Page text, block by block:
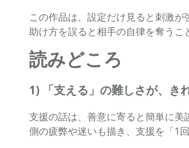
この作品は、設定だけ見ると刺激
助け方を誤ると相手の自律を奪うこ
読みどころ
1) 「支える」の難しさが、き
支援の話は、善意に寄ると簡単に
側の疲弊や迷いも描き、支援を「1